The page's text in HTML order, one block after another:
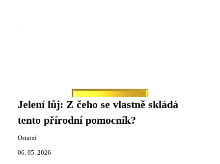
Jelení lůj: Z čeho se vlastně skládá
tento přírodní pomocník?
Ostatní
06. 05. 2026